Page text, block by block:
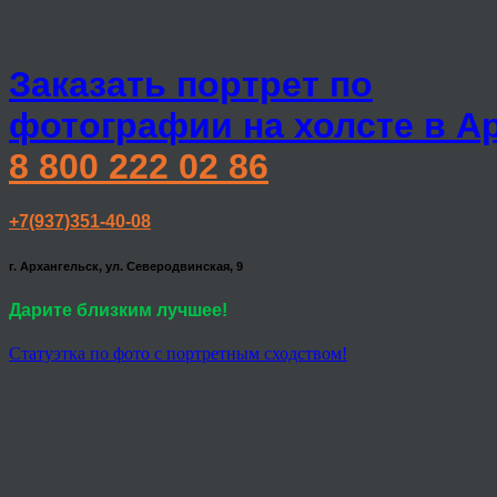
Заказать портрет по
фотографии на холсте в
8 800 222 02 86
+7(937)351-40-08
г. Архангельск, ул. Северодвинская, 9
Дарите близким лучшее!
Статуэтка по фото с портретным сходством!